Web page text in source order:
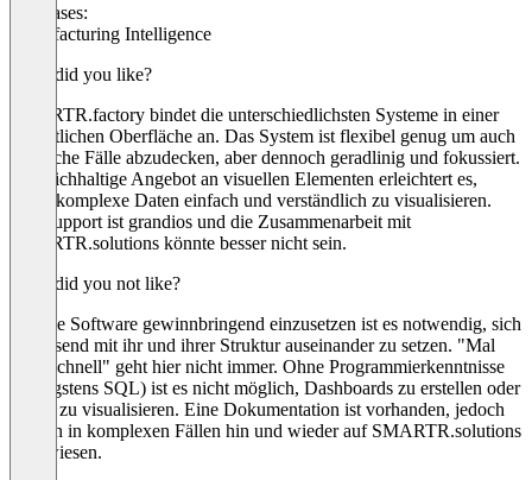
Use cases:
Manufacturing Intelligence
What did you like?
SMARTR.factory bindet die unterschiedlichsten Systeme in einer
einheitlichen Oberfläche an. Das System ist flexibel genug um auch
exotische Fälle abzudecken, aber dennoch geradlinig und fokussiert.
Ein reichhaltige Angebot an visuellen Elementen erleichtert es,
selbst komplexe Daten einfach und verständlich zu visualisieren.
Der Support ist grandios und die Zusammenarbeit mit
SMARTR.solutions könnte besser nicht sein.
What did you not like?
Um die Software gewinnbringend einzusetzen ist es notwendig, sich
umfassend mit ihr und ihrer Struktur auseinander zu setzen. "Mal
eben schnell" geht hier nicht immer. Ohne Programmierkenntnisse
(wenigstens SQL) ist es nicht möglich, Dashboards zu erstellen oder
Daten zu visualisieren. Eine Dokumentation ist vorhanden, jedoch
ist man in komplexen Fällen hin und wieder auf SMARTR.solutions
angewiesen.